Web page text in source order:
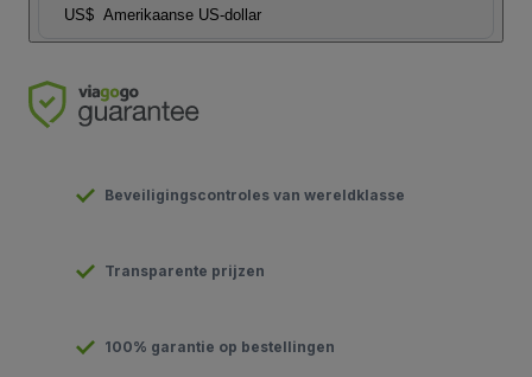
US$ Amerikaanse US-dollar
Beveiligingscontroles van wereldklasse
Transparente prijzen
100% garantie op bestellingen